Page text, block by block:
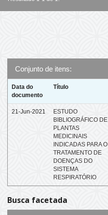
Conjunto de itens:
Data do
documento
Título
21-Jun-2021
ESTUDO
BIBLIOGRÁFICO DE
PLANTAS
MEDICINAIS
INDICADAS PARA O
TRATAMENTO DE
DOENÇAS DO
SISTEMA
RESPIRATÓRIO
Busca facetada